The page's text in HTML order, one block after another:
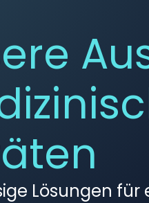
Lösungen für